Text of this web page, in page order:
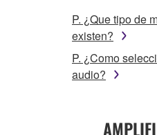
P. ¿Que tipo de
existen?
P. ¿Como
audio?